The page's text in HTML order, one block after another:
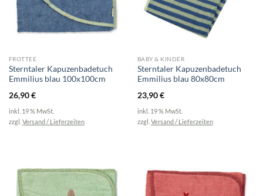
FROTTEE
Sterntaler Kapuzenbadetuch
Emmilius blau 100x100cm
26,90€
inkl. 19 % MwSt.
zzgl. Versand / Lieferzeiten
BABY & KINDER
Sterntaler Kapuzenbadetuch
Emmilius blau 80x80cm
23,90€
inkl. 19 % MwSt.
zzgl. Versand / Lieferzeiten